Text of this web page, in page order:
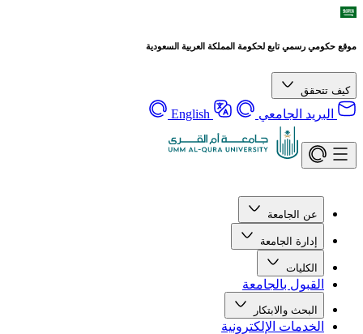
موقع حكومي رسمي تابع لحكومة المملكة العربية السعودية
كيف تتحقق
البريد الجامعي English
عن الجامعة
إدارة الجامعة
الكليات
القبول بالجامعة
البحث والابتكار
الخدمات الإلكترونية